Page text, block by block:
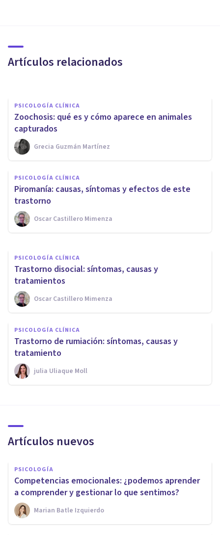
Artículos relacionados
causas y tratamiento
PSICOLOGÍA CLÍNICA
Zoochosis: qué es y cómo aparece en animales
capturados
Grecia Guzmán Martínez
PSICOLOGÍA CLÍNICA
​Piromanía: causas, síntomas y efectos de este
trastorno
Oscar Castillero Mimenza
PSICOLOGÍA CLÍNICA
Trastorno de conducta del
sueño REM: síntomas y
tratamiento
Isabel Rovira Salvador
PSICOLOGÍA CLÍNICA
Trastorno disocial: síntomas, causas y
tratamientos
Oscar Castillero Mimenza
PSICOLOGÍA CLÍNICA
Trastorno de rumiación: síntomas, causas y
tratamiento
​julia Uliaque Moll
Artículos nuevos
PSICOLOGÍA
Competencias emocionales: ¿podemos aprender
a comprender y gestionar lo que sentimos?
Marian Batle Izquierdo